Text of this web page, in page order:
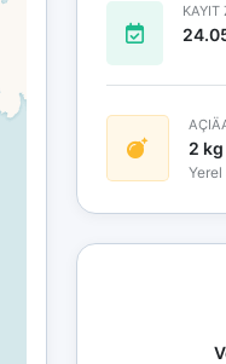
KAYIT
2
Yerel